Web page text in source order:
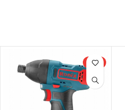
-15%